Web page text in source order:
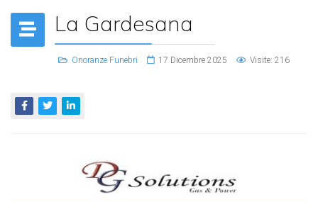
La Gardesana
Onoranze Funebri 17 Dicembre 2025 Visite: 216